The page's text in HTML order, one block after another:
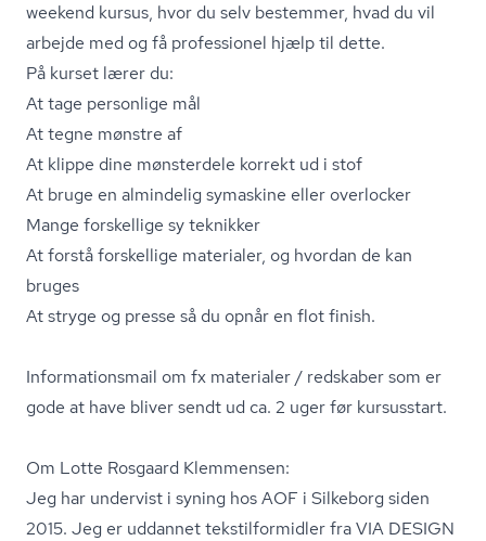
weekend kursus, hvor du selv bestemmer, hvad du vil
arbejde med og få professionel hjælp til dette.
På kurset lærer du:
At tage personlige mål
At tegne mønstre af
At klippe dine mønsterdele korrekt ud i stof
At bruge en almindelig symaskine eller overlocker
Mange forskellige sy teknikker
At forstå forskellige materialer, og hvordan de kan
bruges
At stryge og presse så du opnår en flot finish.
In­for­ma­tions­mail om fx materialer / redskaber som er
gode at have bliver sendt ud ca. 2 uger før kursusstart.
Om Lotte Rosgaard Klemmensen:
Jeg har undervist i syning hos AOF i Silkeborg siden
2015. Jeg er uddannet tekstil­for­mid­ler fra VIA DESIGN